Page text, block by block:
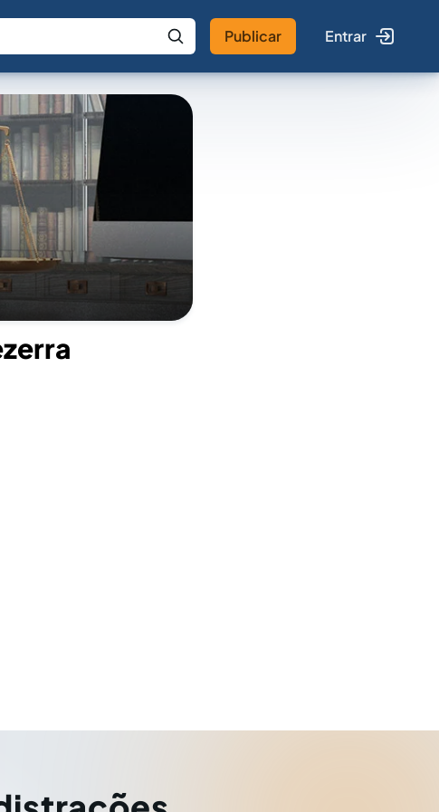
a IA Buscar no Jus
Publicar Entrar